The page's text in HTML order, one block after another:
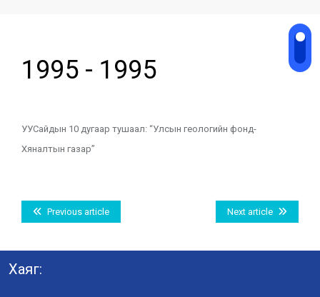
1995 - 1995
УУСайдын 10 дугаар тушаал: “Улсын геологийн фонд-
Хяналтын газар”
Next article
Previous article
Хаяг: